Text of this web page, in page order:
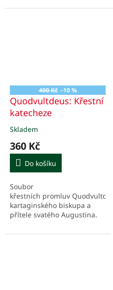
400 Kč –10 %
Quodvultdeus: Křestní
katecheze
Průměrné
hodnocení
produktu
5,0
5
hvězdiček.
Skladem
360 Kč
Do košíku
Soubor
křestních promluv Quodvultdea,
kartaginského biskupa a
přítele svatého Augustina.